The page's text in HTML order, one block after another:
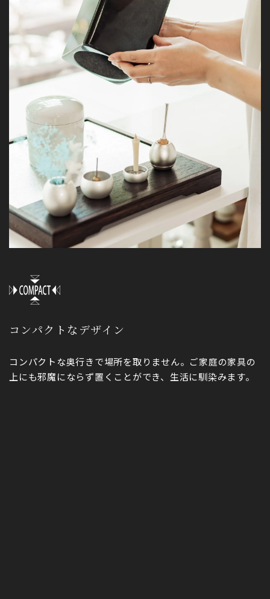
コンパクトなデザイン
コンパクトな奥行きで場所を取りません。ご家庭の家具の
上にも邪魔にならず置くことができ、生活に馴染みます。